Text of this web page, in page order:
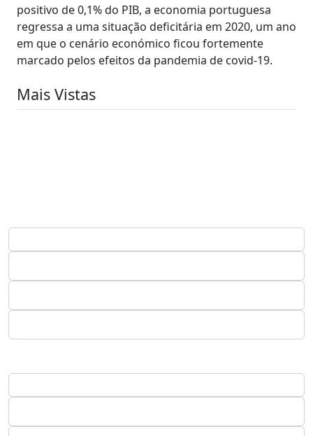
positivo de 0,1% do PIB, a economia portuguesa
regressa a uma situação deficitária em 2020, um ano
em que o cenário económico ficou fortemente
marcado pelos efeitos da pandemia de covid-19.
Mais Vistas